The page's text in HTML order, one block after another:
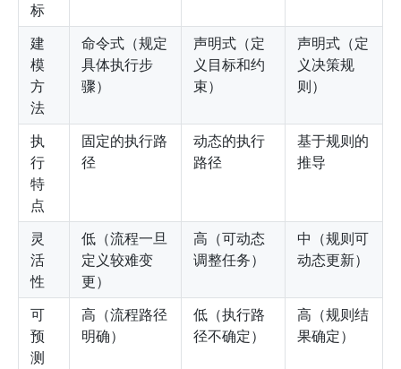
标
建
模
方
法
命令式（规定
具体执行步
骤）
声明式（定
义目标和约
束）
声明式（定
义决策规
则）
执
行
特
点
固定的执行路
径
动态的执行
路径
基于规则的
推导
灵
活
性
低（流程一旦
定义较难变
更）
高（可动态
调整任务）
中（规则可
动态更新）
可
预
测
高（流程路径
明确）
低（执行路
径不确定）
高（规则结
果确定）